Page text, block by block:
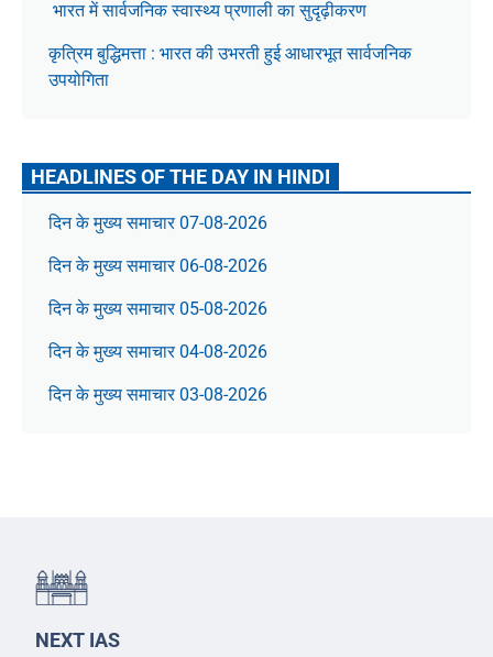
भारत में सार्वजनिक स्वास्थ्य प्रणाली का सुदृढ़ीकरण
कृत्रिम बुद्धिमत्ता : भारत की उभरती हुई आधारभूत सार्वजनिक
उपयोगिता
HEADLINES OF THE DAY IN HINDI
दिन के मुख्य समाचार 07-08-2026
दिन के मुख्य समाचार 06-08-2026
दिन के मुख्य समाचार 05-08-2026
दिन के मुख्य समाचार 04-08-2026
दिन के मुख्य समाचार 03-08-2026
NEXT IAS